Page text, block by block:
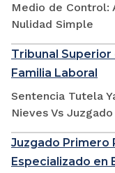
Medio de Control:
Nulidad Simple
Tribunal Superior
Familia Laboral
Sentencia Tutela
Nieves Vs
Juzgado Primero
Especializado en